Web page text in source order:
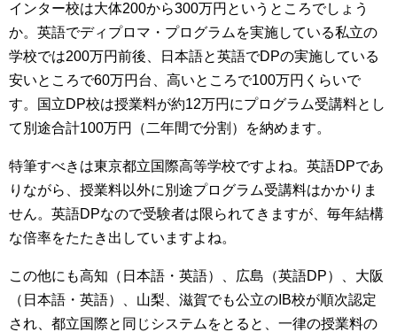
インター校は大体200から300万円というところでしょう
か。英語でディプロマ・プログラムを実施している私立の
学校では200万円前後、日本語と英語でDPの実施している
安いところで60万円台、高いところで100万円くらいで
す。国立DP校は授業料が約12万円にプログラム受講料とし
て別途合計100万円（二年間で分割）を納めます。
特筆すべきは東京都立国際高等学校ですよね。英語DPであ
りながら、授業料以外に別途プログラム受講料はかかりま
せん。英語DPなので受験者は限られてきますが、毎年結構
な倍率をたたき出していますよね。
この他にも高知（日本語・英語）、広島（英語DP）、大阪
（日本語・英語）、山梨、滋賀でも公立のIB校が順次認定
され、都立国際と同じシステムをとると、一律の授業料の